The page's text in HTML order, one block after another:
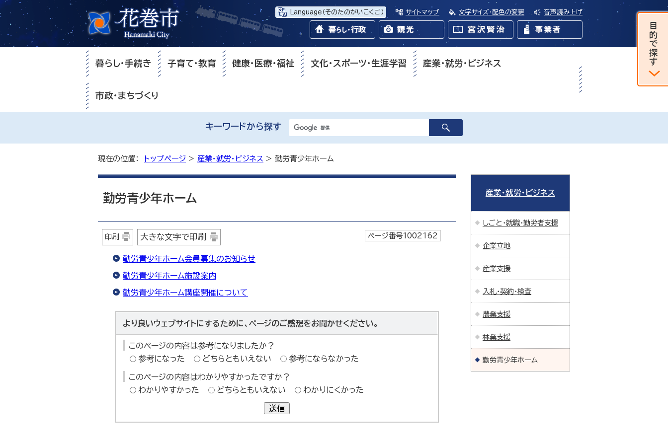
Language （そのたのがいこくご） サイトマップ 文字サイズ・配色の変更 音声読み上げ
暮らし・手続き 子育て・教育 健康・医療・福祉 文化・スポーツ・生涯学習 産業・就労・ビジネス
市政・まちづくり
キーワードから探す
現在の位置： トップページ > 産業・就労・ビジネス > 勤労青少年ホーム
勤労青少年ホーム
印刷 大きな文字で印刷 ページ番号1002162
勤労青少年ホーム会員募集のお知らせ
勤労青少年ホーム施設案内
勤労青少年ホーム講座開催について
より良いウェブサイトにするために、ページのご感想をお聞かせください。
このページの内容は参考になりましたか？
参考になった
どちらともいえない 参考にならなかった
このページの内容はわかりやすかったですか？
わかりやすかった
どちらともいえない わかりにくかった
送信
産業・就労・ビジネス
しごと・就職・勤労者支援
企業立地
産業支援
入札・契約・検査
農業支援
林業支援
勤労青少年ホーム